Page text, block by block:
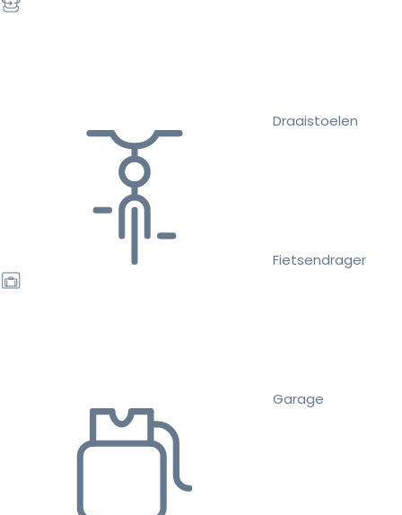
Draaistoelen
Fietsendrager
Garage